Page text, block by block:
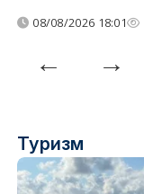
08/08/2026 18:01
Туризм